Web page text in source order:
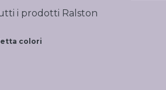
i prodotti Ralston
colori